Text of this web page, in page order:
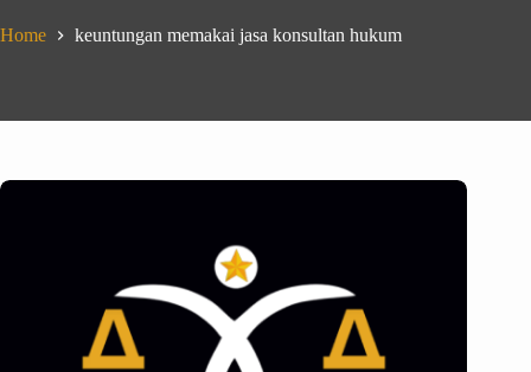
Home keuntungan memakai jasa konsultan hukum